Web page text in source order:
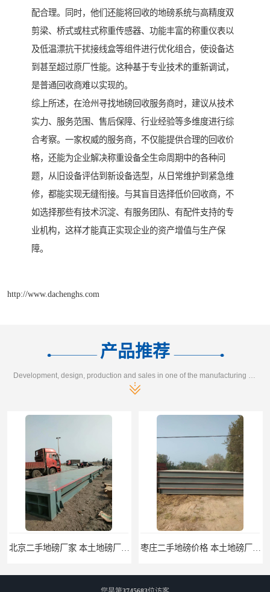
配合理。同时，他们还能将回收的地磅系统与高精度双
剪梁、桥式或柱式称重传感器、功能丰富的称重仪表以
及低温漂抗干扰接线盒等组件进行优化组合，使设备达
到甚至超过原厂性能。这种基于专业技术的重新调试，
是普通回收商难以实现的。
综上所述，在沧州寻找地磅回收服务商时，建议从技术
实力、服务范围、售后保障、行业经验等多维度进行综
合考察。一家权威的服务商，不仅能提供合理的回收价
格，还能为企业解决称重设备全生命周期中的各种问
题，从旧设备评估到新设备选型，从日常维护到紧急维
修，都能实现无缝衔接。与其盲目选择低价回收商，不
如选择那些有技术沉淀、有服务团队、有配件支持的专
业机构，这样才能真正实现企业的资产增值与生产保
障。
http://www.dachenghs.com
产品推荐